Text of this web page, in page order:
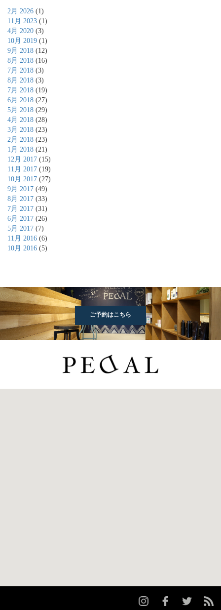
2月 2026 (1)
11月 2023 (1)
4月 2020 (3)
10月 2019 (1)
9月 2018 (12)
8月 2018 (16)
7月 2018 (3)
8月 2018 (3)
7月 2018 (19)
6月 2018 (27)
5月 2018 (29)
4月 2018 (28)
3月 2018 (23)
2月 2018 (23)
1月 2018 (21)
12月 2017 (15)
11月 2017 (19)
10月 2017 (27)
9月 2017 (49)
8月 2017 (33)
7月 2017 (31)
6月 2017 (26)
5月 2017 (7)
11月 2016 (6)
10月 2016 (5)
ご予約はこちら